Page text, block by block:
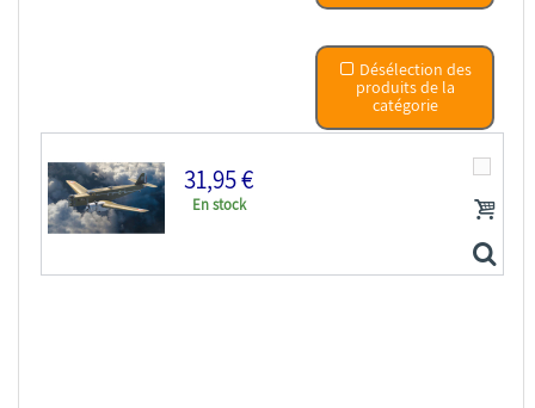
Désélection des
produits de la
catégorie
31,95 €
En stock